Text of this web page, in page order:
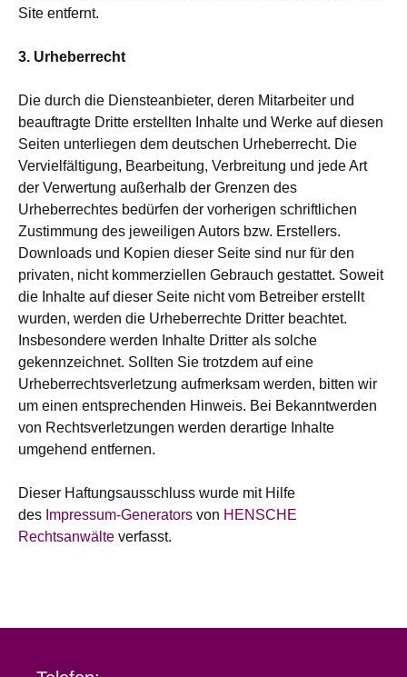
Site entfernt.
3. Urheberrecht
Die durch die Diensteanbieter, deren Mitarbeiter und
beauftragte Dritte erstellten Inhalte und Werke auf diesen
Seiten unterliegen dem deutschen Urheberrecht. Die
Vervielfältigung, Bearbeitung, Verbreitung und jede Art
der Verwertung außerhalb der Grenzen des
Urheberrechtes bedürfen der vorherigen schriftlichen
Zustimmung des jeweiligen Autors bzw. Erstellers.
Downloads und Kopien dieser Seite sind nur für den
privaten, nicht kommerziellen Gebrauch gestattet. Soweit
die Inhalte auf dieser Seite nicht vom Betreiber erstellt
wurden, werden die Urheberrechte Dritter beachtet.
Insbesondere werden Inhalte Dritter als solche
gekennzeichnet. Sollten Sie trotzdem auf eine
Urheberrechtsverletzung aufmerksam werden, bitten wir
um einen entsprechenden Hinweis. Bei Bekanntwerden
von Rechtsverletzungen werden derartige Inhalte
umgehend entfernen.
Dieser Haftungsausschluss wurde mit Hilfe
des Impressum-Generators von HENSCHE
Rechtsanwälte verfasst.